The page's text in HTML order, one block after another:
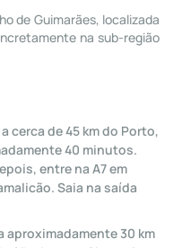
de Guimarães, localizada
na sub-região
cerca de 45 km do Porto,
40 minutos.
entre na A7 em
Saia na saída
aproximadamente 30 km